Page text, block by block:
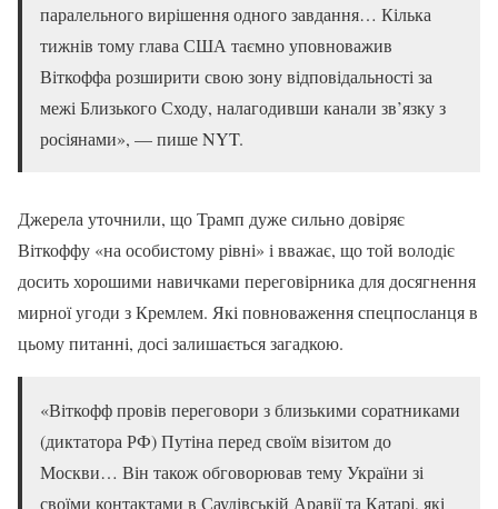
паралельного вирішення одного завдання… Кілька
тижнів тому глава США таємно уповноважив
Віткоффа розширити свою зону відповідальності за
межі Близького Сходу, налагодивши канали зв’язку з
росіянами», — пише NYT.
Джерела уточнили, що Трамп дуже сильно довіряє
Віткоффу «на особистому рівні» і вважає, що той володіє
досить хорошими навичками переговірника для досягнення
мирної угоди з Кремлем. Які повноваження спецпосланця в
цьому питанні, досі залишається загадкою.
«Віткофф провів переговори з близькими соратниками
(диктатора РФ) Путіна перед своїм візитом до
Москви… Він також обговорював тему України зі
своїми контактами в Саудівській Аравії та Катарі, які